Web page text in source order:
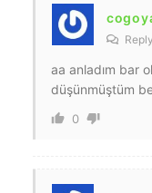
aa anladım bar
düşünmüştüm
0